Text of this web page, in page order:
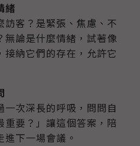
緒
訪客？是緊張、焦慮、不
無論是什麼情緒，試著像
接納它們的存在，允許它
一次深長的呼吸，問問自
重要？」讓這個答案，陪
下一場會議。